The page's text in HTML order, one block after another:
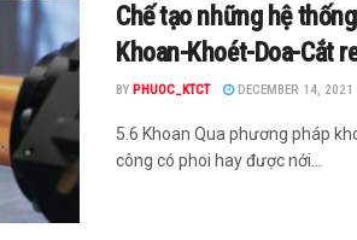
Chế tạo những hệ
Khoan-Khoét-Doa-Cắt
BY PHUOC_KTCT DECEMBER 14, 2021
5.6 Khoan Qua phương pháp
công có phoi hay được nới...